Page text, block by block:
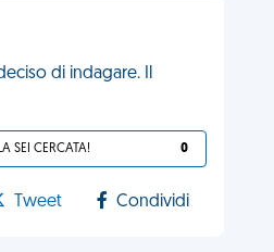
di indagare. Il
SEI CERCATA! 0
Tweet Condividi